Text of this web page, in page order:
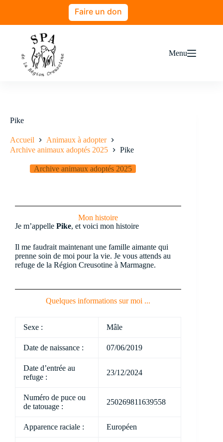
Faire un don
Menu
Pike
Accueil
Animaux à adopter
Archive animaux adoptés 2025
Pike
Archive animaux adoptés 2025
Mon histoire
Je m’appelle Pike, et voici mon histoire
Il me faudrait maintenant une famille aimante qui
prenne soin de moi pour la vie. Je vous attends au
refuge de la Région Creusotine à Marmagne.
Quelques informations sur moi ...
Sexe : Mâle
Date de naissance : 07/06/2019
Date d’entrée au
refuge :
23/12/2024
Numéro de puce ou
de tatouage :
250269811639558
Apparence raciale : Européen